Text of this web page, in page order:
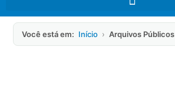
Você está em: Início › Arquivos Públicos